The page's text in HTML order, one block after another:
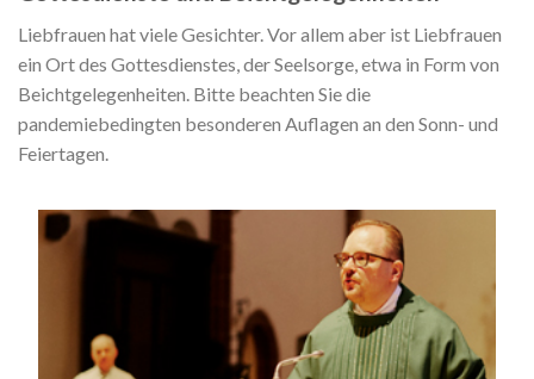
Liebfrauen hat viele Gesichter. Vor allem aber ist Liebfrauen
ein Ort des Gottesdienstes, der Seelsorge, etwa in Form von
Beichtgelegenheiten. Bitte beachten Sie die
pandemiebedingten besonderen Auflagen an den Sonn- und
Feiertagen.